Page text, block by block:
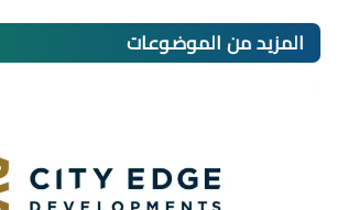
المزيد منالموضوعات